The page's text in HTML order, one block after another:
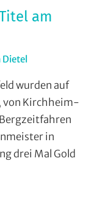
am
Dietel
Rodheim-
Bieber,
Bergzeitfahren
MSC
Salzbödetal
wurden auf
von Kirchheim-
in
drei Mal Gold